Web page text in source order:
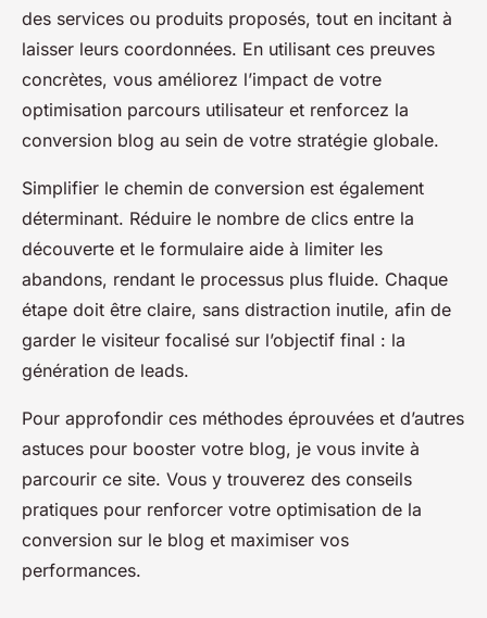
des services ou produits proposés, tout en incitant à
laisser leurs coordonnées. En utilisant ces preuves
concrètes, vous améliorez l’impact de votre
optimisation parcours utilisateur et renforcez la
conversion blog au sein de votre stratégie globale.
Simplifier le chemin de conversion est également
déterminant. Réduire le nombre de clics entre la
découverte et le formulaire aide à limiter les
abandons, rendant le processus plus fluide. Chaque
étape doit être claire, sans distraction inutile, afin de
garder le visiteur focalisé sur l’objectif final : la
génération de leads.
Pour approfondir ces méthodes éprouvées et d’autres
astuces pour booster votre blog, je vous invite à
parcourir ce site. Vous y trouverez des conseils
pratiques pour renforcer votre optimisation de la
conversion sur le blog et maximiser vos
performances.